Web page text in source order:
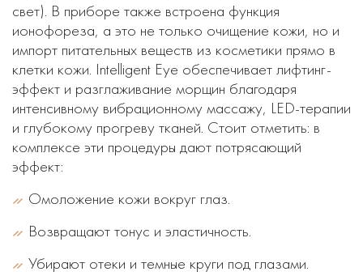
свет). В приборе также встроена функция
ионофореза, а это не только очищение кожи, но и
импорт питательных веществ из косметики прямо в
клетки кожи. Intelligent Eye обеспечивает лифтинг-
эффект и разглаживание морщин благодаря
интенсивному вибрационному массажу, LED-терапии
и глубокому прогреву тканей. Стоит отметить: в
комплексе эти процедуры дают потрясающий
эффект:
Омоложение кожи вокруг глаз.
Возвращают тонус и эластичность.
Убирают отеки и темные круги под глазами.